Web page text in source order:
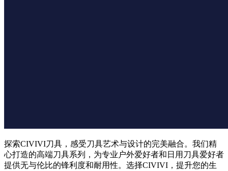
探索CIVIVI刀具，感受刀具艺术与设计的完美融合。我们精
心打造的高端刀具系列，为专业户外爱好者和日用刀具爱好者
提供无与伦比的锋利度和耐用性。选择CIVIVI，提升您的生